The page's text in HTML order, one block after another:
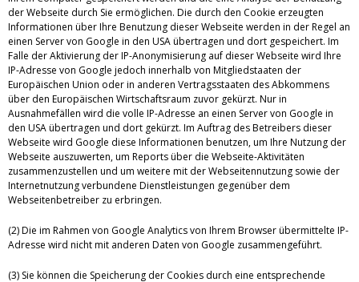
der Webseite durch Sie ermöglichen. Die durch den Cookie erzeugten
Informationen über Ihre Benutzung dieser Webseite werden in der Regel an
einen Server von Google in den USA übertragen und dort gespeichert. Im
Falle der Aktivierung der IP-Anonymisierung auf dieser Webseite wird Ihre
IP-Adresse von Google jedoch innerhalb von Mitgliedstaaten der
Europäischen Union oder in anderen Vertragsstaaten des Abkommens
über den Europäischen Wirtschaftsraum zuvor gekürzt. Nur in
Ausnahmefällen wird die volle IP-Adresse an einen Server von Google in
den USA übertragen und dort gekürzt. Im Auftrag des Betreibers dieser
Webseite wird Google diese Informationen benutzen, um Ihre Nutzung der
Webseite auszuwerten, um Reports über die Webseite-Aktivitäten
zusammenzustellen und um weitere mit der Webseitennutzung sowie der
Internetnutzung verbundene Dienstleistungen gegenüber dem
Webseitenbetreiber zu erbringen.
(2) Die im Rahmen von Google Analytics von Ihrem Browser übermittelte IP-
Adresse wird nicht mit anderen Daten von Google zusammengeführt.
(3) Sie können die Speicherung der Cookies durch eine entsprechende